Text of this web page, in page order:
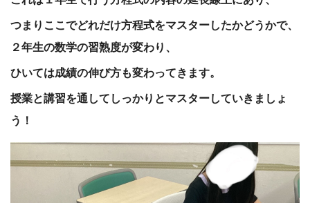
つまりここでどれだけ方程式をマスターしたかどうかで、
２年生の数学の習熟度が変わり、
ひいては成績の伸び方も変わってきます。
授業と講習を通してしっかりとマスターしていきましょ
う！